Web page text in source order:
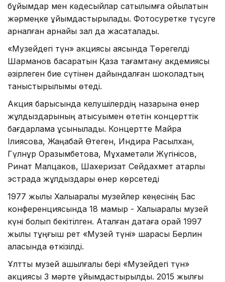
бұйымдар мен кәдесыйлар сатылымға қойылатын
жәрмеңке ұйымдастырылады. Фотосуретке түсуге
арналған арнайы зал да жасақталады.
«Музейдегі түн» акциясы аясында Төрегелді
Шарманов басқаратын Қазақ тағамтану акдемиясы
әзірлеген бие сүтінен дайындалған шоколадтың
таныстырылымы өтеді.
Акция барысында келушілердің назарына өнер
жұлдыздарының қатысуымен өтетін концерттік
бағдарлама ұсынылады. Концертте Майра
Ілиясова, Жаңабай Өтеген, Индира Расылхан,
Гүлнұр Оразымбетова, Мұхаметәли Жүгінісов,
Ринат Малцаков, Шахеризат Сейдахмет қатарлы
эстрада жұлдыздары өнер көрсетеді
1977 жылы Халықаралық музейлер кеңесінің Бас
конференциясында 18 мамыр - Халықаралық музей
күні болып бекітілген. Аталған датаға орай 1997
жылы тұңғыш рет «Музей түні» шарасы Берлин
қаласында өткізілді.
Ұлттық музей ашылғалы бері «Музейдегі түн»
акциясы 3 мәрте ұйымдастырылды. 2015 жылғы